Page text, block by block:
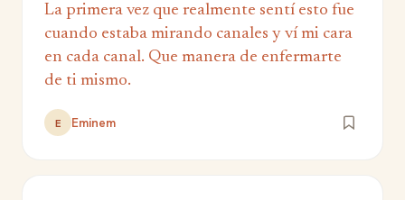
La primera vez que realmente sentí esto fue
cuando estaba mirando canales y ví mi cara
en cada canal. Que manera de enfermarte
de ti mismo.
E Eminem